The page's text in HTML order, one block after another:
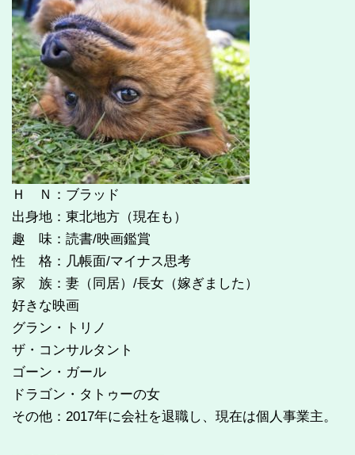
Ｈ Ｎ：ブラッド
出身地：東北地方（現在も）
趣 味：読書/映画鑑賞
性 格：几帳面/マイナス思考
家 族：妻（同居）/長女（嫁ぎました）
好きな映画
グラン・トリノ
ザ・コンサルタント
ゴーン・ガール
ドラゴン・タトゥーの女
その他：2017年に会社を退職し、現在は個人事業主。